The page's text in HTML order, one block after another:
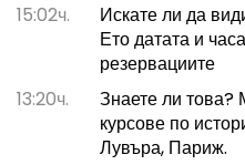
15:02ч.
Искате ли да
Ето датата и
резервациите
13:20ч.
Знаете ли
курсове по
Лувъра, Париж.